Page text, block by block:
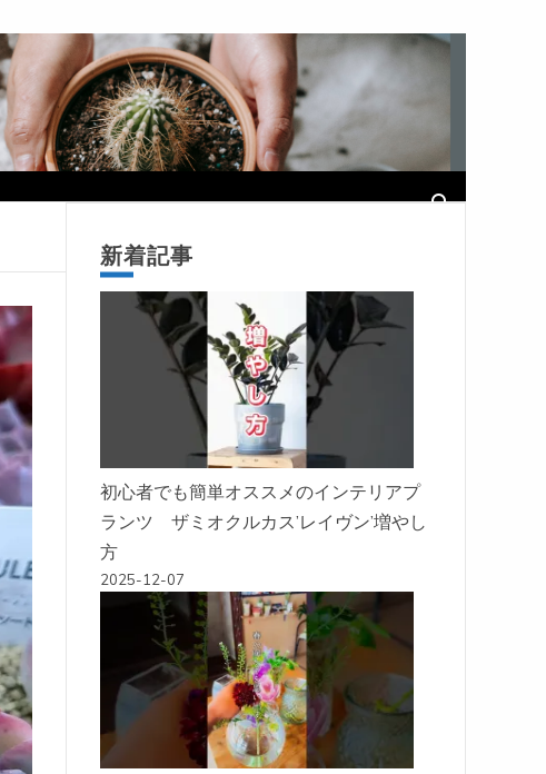
新着記事
初心者でも簡単オススメのインテリアプ
ランツ ザミオクルカス’レイヴン’増やし
方
2025-12-07